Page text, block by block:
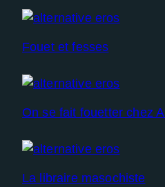
Fouet et fesses
On se fait fouetter chez
La libraire masochiste